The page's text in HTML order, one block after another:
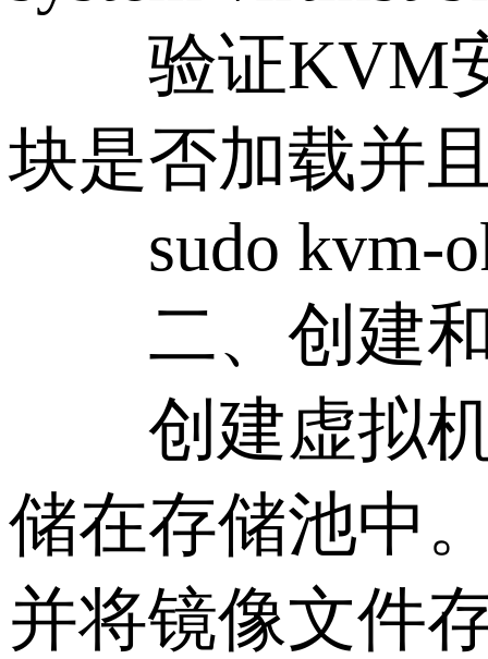
验证KVM安
块是否加载并
sudo kvm-
二、创建和
创建虚拟机
储在存储池中
并将镜像文件